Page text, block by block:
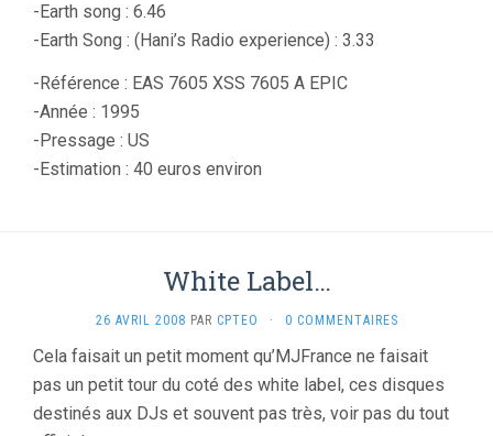
-Earth song : 6.46
-Earth Song : (Hani’s Radio experience) : 3.33
-Référence : EAS 7605 XSS 7605 A EPIC
-Année : 1995
-Pressage : US
-Estimation : 40 euros environ
White Label…
26 AVRIL 2008 PAR CPTEO · 0 COMMENTAIRES
Cela faisait un petit moment qu’MJFrance ne faisait
pas un petit tour du coté des white label, ces disques
destinés aux DJs et souvent pas très, voir pas du tout